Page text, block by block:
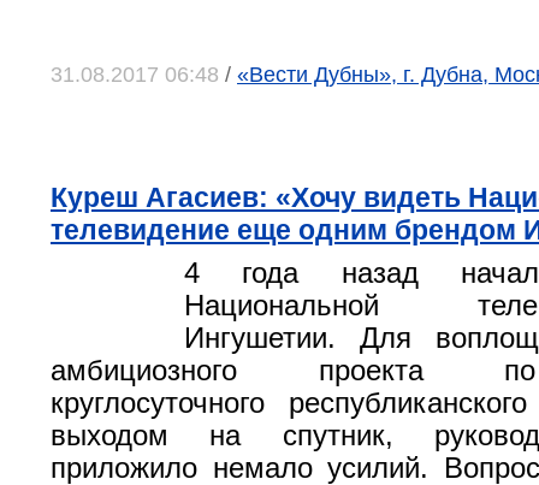
31.08.2017 06:48 / «Вести Дубны», г. Дубна,
Куреш Агасиев: «Хочу видеть
телевидение еще одним брендом
4 года назад
Национальной
Ингушетии. Для
амбициозного проекта
круглосуточного
выходом на спутник,
приложило немало усилий.